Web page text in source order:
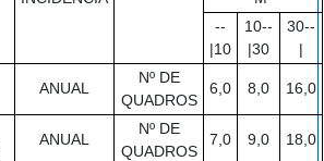
--
|10
10--
|30
30--
|
ANUAL
Nº DE
QUADROS
6,0 8,0 16,0
ANUAL
Nº DE
QUADROS
7,0 9,0 18,0